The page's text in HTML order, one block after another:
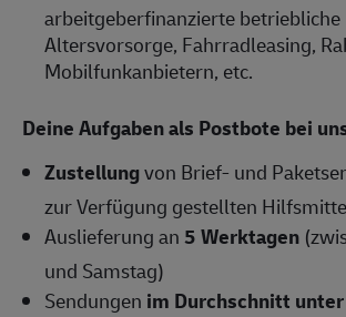
arbeitgeberfinanzierte betriebliche
Altersvorsorge, Fahrradleasing,
Mobilfunkanbietern, etc.
Deine Aufgaben als Postbote bei
Zustellungvon Brief- und
zur Verfügung gestellten
Auslieferung an5 Werktagen
und Samstag)
Sendungen im Durchschnitt